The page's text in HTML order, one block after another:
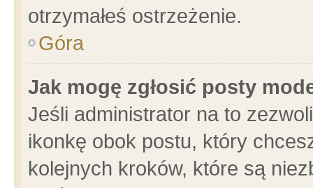
otrzymałeś ostrzeżenie.
Góra
Jak mogę zgłosić posty
Jeśli administrator na to
ikonkę obok postu, który
kolejnych kroków, które są